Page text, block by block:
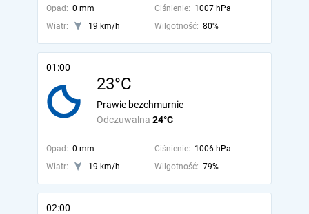
Opad: 0 mm Ciśnienie: 1007 hPa
Wiatr:
19 km/h Wilgotność: 80%
01:00
23°C
Odczuwalna 24°C
Prawie bezchmurnie
Opad: 0 mm Ciśnienie: 1006 hPa
Wiatr:
19 km/h Wilgotność: 79%
02:00